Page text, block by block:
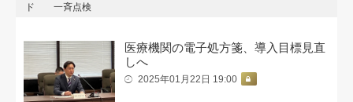
ド
一斉点検
医療機関の電子処方箋、導入目標見直
しへ
2025年01月22日 19:00